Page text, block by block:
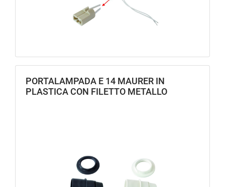
PORTALAMPADA E 14 MAURER IN
PLASTICA CON FILETTO METALLO